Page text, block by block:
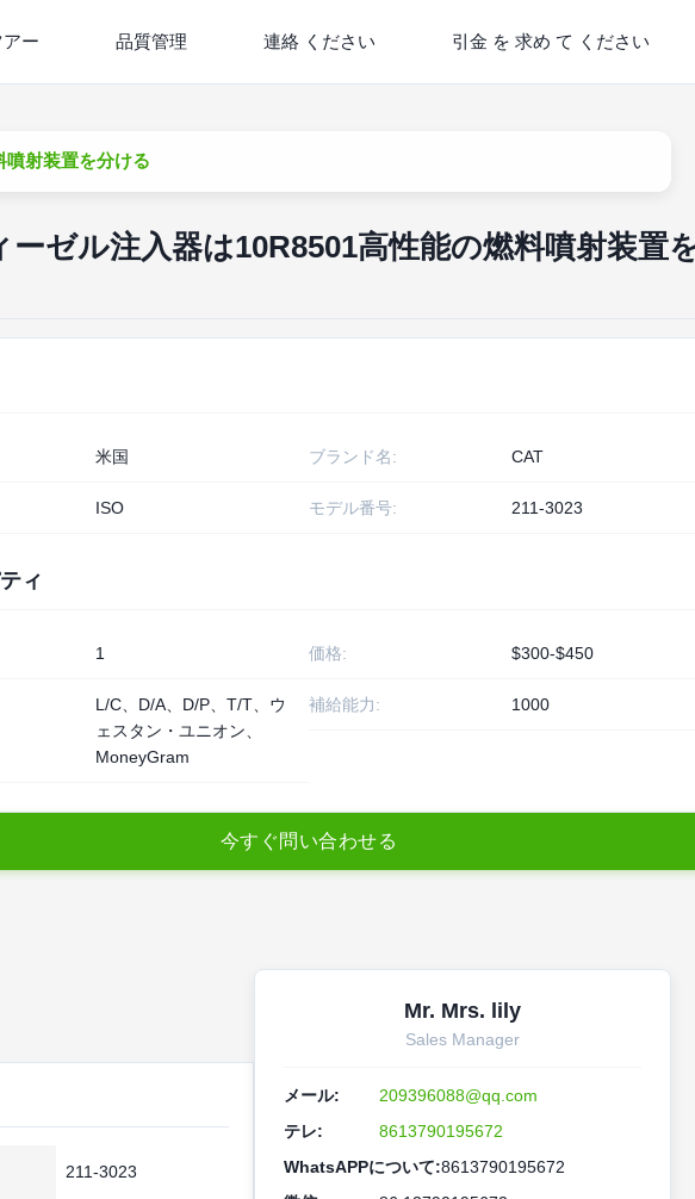
ー 品質管理 連絡 ください 引金 を 求め て ください
噴射装置を分ける
ーゼル注入器は10R8501高性能の燃料噴射装置
米国 ブランド名: CAT
ISO モデル番号: 211-3023
ィ
1 価格: $300-$450
L/C、D/A、D/P、T/T、ウ
ェスタン・ユニオン、
MoneyGram
補給能力: 1000
今す ぐ問 い合わせる
211-3023
Mr. Mrs. lily
Sales Manager
メール:
209396088@qq.com
テレ:
8613790195672
WhatsAPPについて:8613790195672